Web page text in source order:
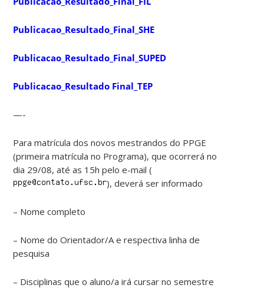
Publicacao_Resultado_Final_SHE
Publicacao_Resultado_Final_SUPED
Publicacao_Resultado Final_TEP
—-
Para matrícula dos novos mestrandos do PPGE
(primeira matrícula no Programa), que ocorrerá no
dia 29/08, até as 15h pelo e-mail (
), deverá ser informado
– Nome completo
– Nome do Orientador/A e respectiva linha de
pesquisa
– Disciplinas que o aluno/a irá cursar no semestre